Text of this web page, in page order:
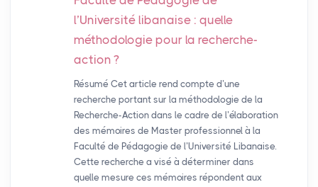
l’Université libanaise : quelle
méthodologie pour la recherche-
action ?
Résumé Cet article rend compte d’une
recherche portant sur la méthodologie de la
Recherche-Action dans le cadre de l’élaboration
des mémoires de Master professionnel à la
Faculté de Pédagogie de l’Université Libanaise.
Cette recherche a visé à déterminer dans
quelle mesure ces mémoires répondent aux